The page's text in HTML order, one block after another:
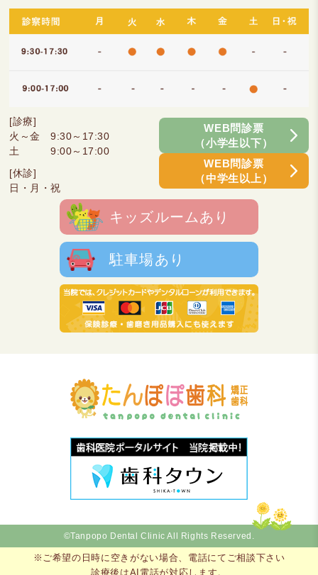
[診療]
火～金 9:30～17:30
土 9:00～17:00
[休診]
日・月・祝
WEB問診票
（小学生以下）
WEB問診票
（中学生以上）
キッズルームあり
駐車場あり
©Tanpopo Dental Clinic All Rights Reserved.
※ご希望の日時に空きがない場合、 電話にてご相談下さい
診療後はAI電話が対応します。